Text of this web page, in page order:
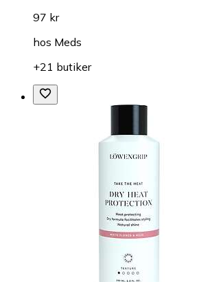
97 kr
hos Meds
+21 butiker